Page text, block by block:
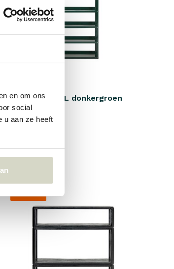
en om ons
social
u aan ze heeft
Use wandrek L donkergroen
€409,00
• Op voorraad